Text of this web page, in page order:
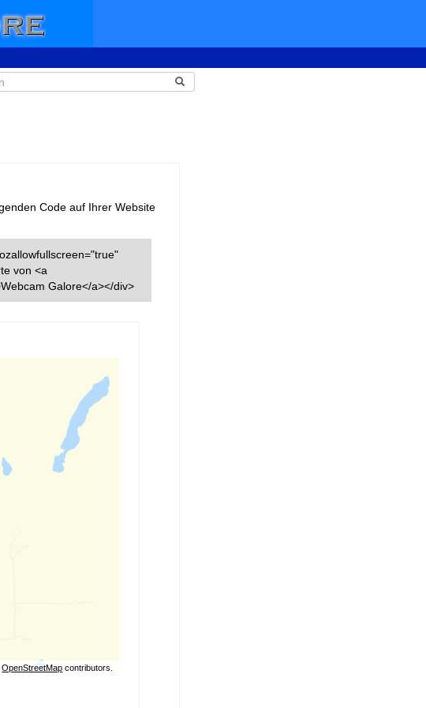
Code auf Ihrer Website
von <a
Galore</a></div>